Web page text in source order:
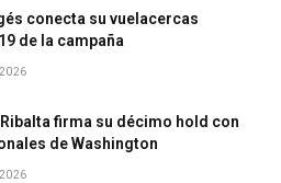
conecta su vuelacercas
de la campaña
firma su décimo hold con
de Washington